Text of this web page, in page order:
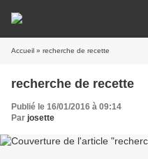
Accueil » recherche de recette
recherche de recette
Publié le 16/01/2016 à 09:14
Par josette